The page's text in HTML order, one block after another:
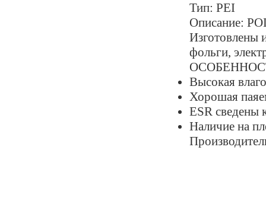
Тип: PEI
Описание:
Изготовлены
фольги,
Высокая
Хорошая
ESR сведены
Наличие на